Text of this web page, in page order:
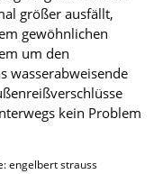
größer ausfällt,
gewöhnlichen
um den
wasserabweisende
kein Problem
engelbert strauss